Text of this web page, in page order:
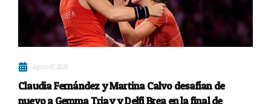
agosto 8, 2026
Claudia Fernández y Martina Calvo desafían de
nuevo a Gemma Triay y Delfi Brea en la final de